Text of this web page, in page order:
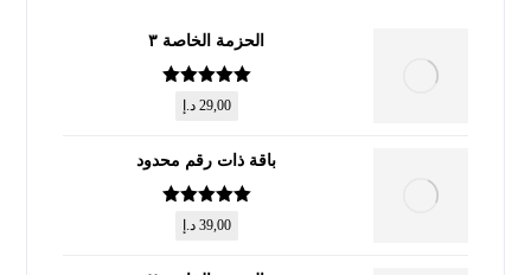
الحزمة الخاصة ٣
تم التقييم
من 5
29,00 د.إ
باقة ذات رقم محدود
تم التقييم
من 5
39,00 د.إ